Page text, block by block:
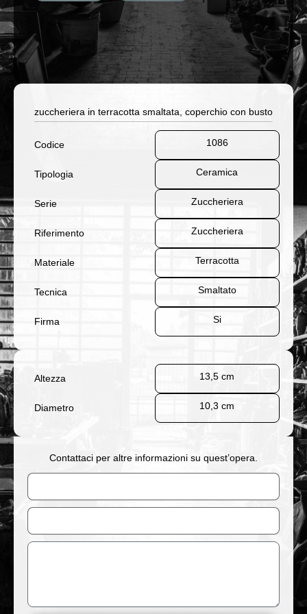
zuccheriera in terracotta smaltata, coperchio con busto
Codice 1086
Tipologia Ceramica
Serie Zuccheriera
Riferimento Zuccheriera
Materiale Terracotta
Tecnica Smaltato
Firma Si
Altezza 13,5 cm
Diametro 10,3 cm
Contattaci per altre informazioni su quest’opera.
Nome
Email
Messaggio